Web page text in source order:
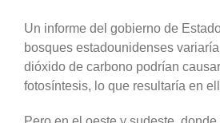
Un informe del gobierno de
bosques estadounidenses
dióxido de carbono podrían
fotosíntesis, lo que resultaría en